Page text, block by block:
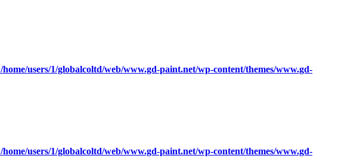
/home/users/1/globalcoltd/web/www.gd-paint.net/wp-content/themes/www.gd-
/home/users/1/globalcoltd/web/www.gd-paint.net/wp-content/themes/www.gd-